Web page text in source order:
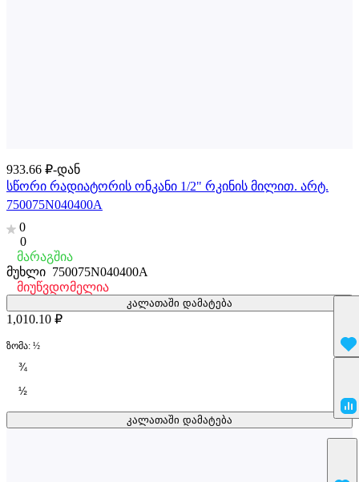
933.66 ₽-დან
სწორი რადიატორის ონკანი 1/2" რკინის მილით. არტ.
750075N040400A
0
0
მარაგშია
მუხლი 750075N040400A
კალათაში დამატება
მიუწვდომელია
კალათაში დამატება
1,010.10 ₽
ზომა: ½
¾
½